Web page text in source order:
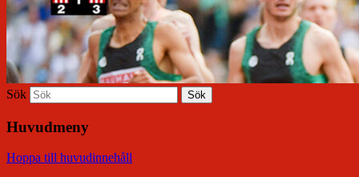
Sök
Huvudmeny
Hoppa till huvudinnehåll